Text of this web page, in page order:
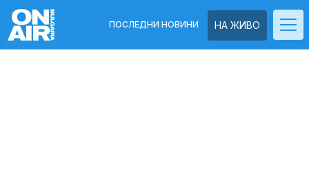
НА ЖИВО
ПОСЛЕДНИ НОВИНИ